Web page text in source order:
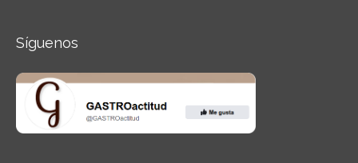
Síguenos